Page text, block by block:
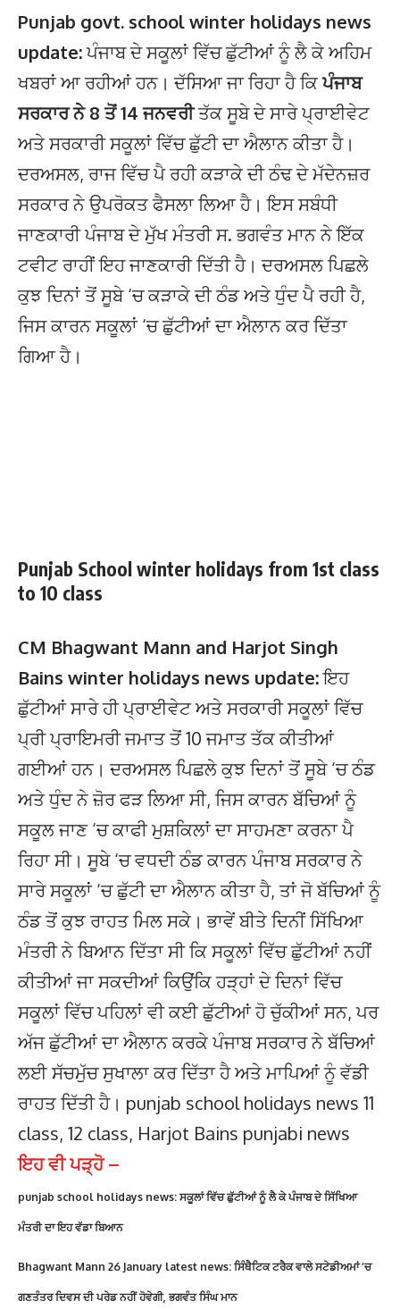
Punjab govt. school winter holidays news
update:ਪੰਜਾਬ ਦੇ ਸਕੂਲਾਂ ਵਿੱਚ ਛੁੱਟੀਆਂ ਨੂੰ ਲੈ ਕੇ ਅਹਿਮ
ਖਬਰਾਂ ਆ ਰਹੀਆਂ ਹਨ। ਦੱਸਿਆ ਜਾ ਰਿਹਾ ਹੈ ਕਿਪੰਜਾਬ
ਸਰਕਾਰ ਨੇ 8 ਤੋਂ 14 ਜਨਵਰੀਤੱਕ ਸੂਬੇ ਦੇ ਸਾਰੇ ਪ੍ਰਾਈਵੇਟ
ਅਤੇ ਸਰਕਾਰੀ ਸਕੂਲਾਂ ਵਿੱਚ ਛੁੱਟੀ ਦਾ ਐਲਾਨ ਕੀਤਾ ਹੈ।
ਦਰਅਸਲ, ਰਾਜ ਵਿੱਚ ਪੈ ਰਹੀ ਕੜਾਕੇ ਦੀ ਠੰਢ ਦੇ ਮੱਦੇਨਜ਼ਰ
ਸਰਕਾਰ ਨੇ ਉਪਰੋਕਤ ਫੈਸਲਾ ਲਿਆ ਹੈ। ਇਸ ਸਬੰਧੀ
ਜਾਣਕਾਰੀ ਪੰਜਾਬ ਦੇ ਮੁੱਖ ਮੰਤਰੀ ਸ. ਭਗਵੰਤ ਮਾਨ ਨੇ ਇੱਕ
ਟਵੀਟ ਰਾਹੀਂ ਇਹ ਜਾਣਕਾਰੀ ਦਿੱਤੀ ਹੈ। ਦਰਅਸਲ ਪਿਛਲੇ
ਕੁਝ ਦਿਨਾਂ ਤੋਂ ਸੂਬੇ ‘ਚ ਕੜਾਕੇ ਦੀ ਠੰਡ ਅਤੇ ਧੁੰਦ ਪੈ ਰਹੀ ਹੈ,
ਜਿਸ ਕਾਰਨ ਸਕੂਲਾਂ ‘ਚ ਛੁੱਟੀਆਂ ਦਾ ਐਲਾਨ ਕਰ ਦਿੱਤਾ
ਗਿਆ ਹੈ।
Punjab School winter holidays from 1st class
to 10 class
CM Bhagwant Mann and Harjot Singh
Bains winter holidays news update:ਇਹ
ਛੁੱਟੀਆਂ ਸਾਰੇ ਹੀ ਪ੍ਰਾਈਵੇਟ ਅਤੇ ਸਰਕਾਰੀ ਸਕੂਲਾਂ ਵਿੱਚ
ਪ੍ਰੀ ਪ੍ਰਾਇਮਰੀ ਜਮਾਤ ਤੋਂ 10 ਜਮਾਤ ਤੱਕ ਕੀਤੀਆਂ
ਗਈਆਂ ਹਨ। ਦਰਅਸਲ ਪਿਛਲੇ ਕੁਝ ਦਿਨਾਂ ਤੋਂ ਸੂਬੇ ‘ਚ ਠੰਡ
ਅਤੇ ਧੁੰਦ ਨੇ ਜ਼ੋਰ ਫੜ ਲਿਆ ਸੀ, ਜਿਸ ਕਾਰਨ ਬੱਚਿਆਂ ਨੂੰ
ਸਕੂਲ ਜਾਣ ‘ਚ ਕਾਫੀ ਮੁਸ਼ਕਿਲਾਂ ਦਾ ਸਾਹਮਣਾ ਕਰਨਾ ਪੈ
ਰਿਹਾ ਸੀ। ਸੂਬੇ ‘ਚ ਵਧਦੀ ਠੰਡ ਕਾਰਨ ਪੰਜਾਬ ਸਰਕਾਰ ਨੇ
ਸਾਰੇ ਸਕੂਲਾਂ ‘ਚ ਛੁੱਟੀ ਦਾ ਐਲਾਨ ਕੀਤਾ ਹੈ, ਤਾਂ ਜੋ ਬੱਚਿਆਂ ਨੂੰ
ਠੰਡ ਤੋਂ ਕੁਝ ਰਾਹਤ ਮਿਲ ਸਕੇ। ਭਾਵੇਂ ਬੀਤੇ ਦਿਨੀਂ ਸਿੱਖਿਆ
ਮੰਤਰੀ ਨੇ ਬਿਆਨ ਦਿੱਤਾ ਸੀ ਕਿ ਸਕੂਲਾਂ ਵਿੱਚ ਛੁੱਟੀਆਂ ਨਹੀਂ
ਕੀਤੀਆਂ ਜਾ ਸਕਦੀਆਂ ਕਿਉਂਕਿ ਹੜ੍ਹਾਂ ਦੇ ਦਿਨਾਂ ਵਿੱਚ
ਸਕੂਲਾਂ ਵਿੱਚ ਪਹਿਲਾਂ ਵੀ ਕਈ ਛੁੱਟੀਆਂ ਹੋ ਚੁੱਕੀਆਂ ਸਨ, ਪਰ
ਅੱਜ ਛੁੱਟੀਆਂ ਦਾ ਐਲਾਨ ਕਰਕੇ ਪੰਜਾਬ ਸਰਕਾਰ ਨੇ ਬੱਚਿਆਂ
ਲਈ ਸੱਚਮੁੱਚ ਸੁਖਾਲਾ ਕਰ ਦਿੱਤਾ ਹੈ ਅਤੇ ਮਾਪਿਆਂ ਨੂੰ ਵੱਡੀ
ਰਾਹਤ ਦਿੱਤੀ ਹੈ। punjab school holidays news 11
class, 12 class, Harjot Bains punjabi news
ਇਹ ਵੀ ਪੜ੍ਹੋ –
punjab school holidays news: ਸਕੂਲਾਂ ਵਿੱਚ ਛੁੱਟੀਆਂ ਨੂੰ ਲੈ ਕੇ ਪੰਜਾਬ ਦੇ ਸਿੱਖਿਆ
ਮੰਤਰੀ ਦਾ ਇਹ ਵੱਡਾ ਬਿਆਨ
Bhagwant Mann 26 January latest news: ਸਿੰਥੈਟਿਕ ਟਰੈਕ ਵਾਲੇ ਸਟੇਡੀਅਮਾਂ ‘ਚ
ਗਣਤੰਤਰ ਦਿਵਸ ਦੀ ਪਰੇਡ ਨਹੀਂ ਹੋਵੇਗੀ, ਭਗਵੰਤ ਸਿੰਘ ਮਾਨ